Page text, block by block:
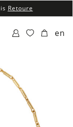
Retoure
en